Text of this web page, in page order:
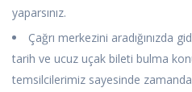
yaparsınız.
Çağrı merkezini aradığınızda
tarih ve ucuz uçak bileti bulma
temsilcilerimiz sayesinde